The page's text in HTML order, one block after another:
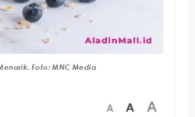
Foto: MNC Media
A A A